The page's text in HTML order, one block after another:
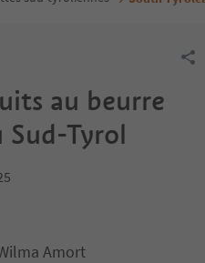
au beurre
Sud-Tyrol
Amort